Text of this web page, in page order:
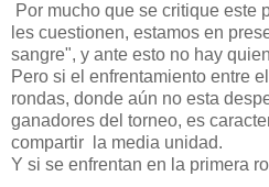
Por mucho que se critique este
les cuestionen, estamos en
sangre", y ante esto no hay
Pero si el enfrentamiento entre
rondas, donde aún no esta
ganadores del torneo, es
compartir la media unidad.
Y si se enfrentan en la primera